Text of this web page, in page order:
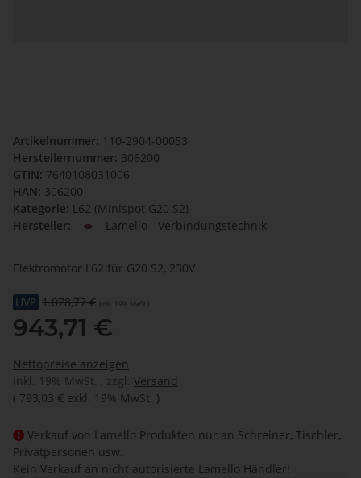
Artikelnummer: 110-2904-00053
Herstellernummer: 306200
GTIN: 7640108031006
HAN: 306200
Kategorie: L62 (Minispot G20 S2)
Hersteller:
Lamello - Verbindungstechnik
Elektromotor L62 für G20 S2, 230V
UVP 1.078,77 € (inkl. 19% MwSt.)
943,71 €
Nettopreise anzeigen
inkl. 19% MwSt. , zzgl. Versand
( 793,03 € exkl. 19% MwSt. )
Verkauf von Lamello Produkten nur an Schreiner, Tischler,
Privatpersonen usw.
Kein Verkauf an nicht autorisierte Lamello Händler!